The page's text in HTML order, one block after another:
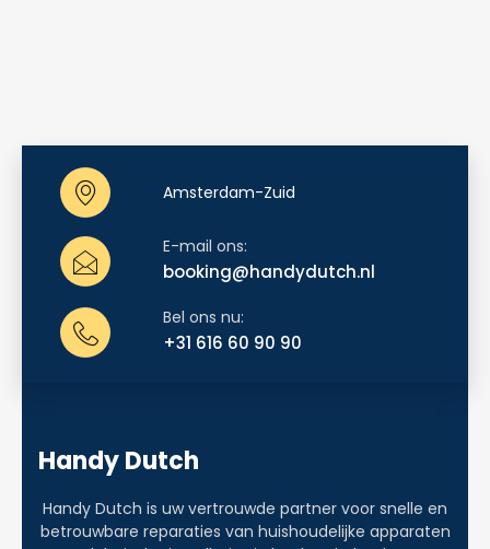
Amsterdam-Zuid
E-mail ons:
booking@handydutch.nl
Bel ons nu:
+31 616 60 90 90
Handy Dutch
Handy Dutch is uw vertrouwde partner voor snelle en
betrouwbare reparaties van huishoudelijke apparaten